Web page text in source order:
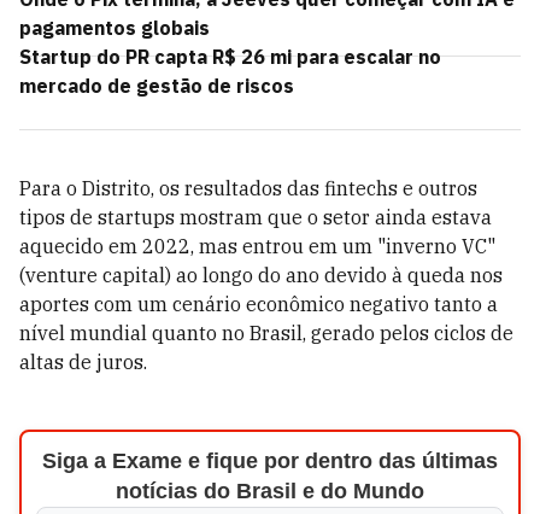
pagamentos globais
Startup do PR capta R$ 26 mi para escalar no
mercado de gestão de riscos
Para o Distrito, os resultados das fintechs e outros
tipos de startups mostram que o setor ainda estava
aquecido em 2022, mas entrou em um "inverno VC"
(venture capital) ao longo do ano devido à queda nos
aportes com um cenário econômico negativo tanto a
nível mundial quanto no Brasil, gerado pelos ciclos de
altas de juros.
Siga a Exame e fique por dentro das últimas
notícias do Brasil e do Mundo